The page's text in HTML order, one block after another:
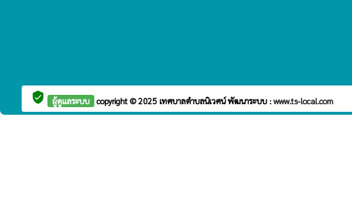
verified_user ผู้ดูแลระบบ copyright © 2025 เทศบาลตำบลนิเวศน์พัฒนาระบบ : www.ts-local.com